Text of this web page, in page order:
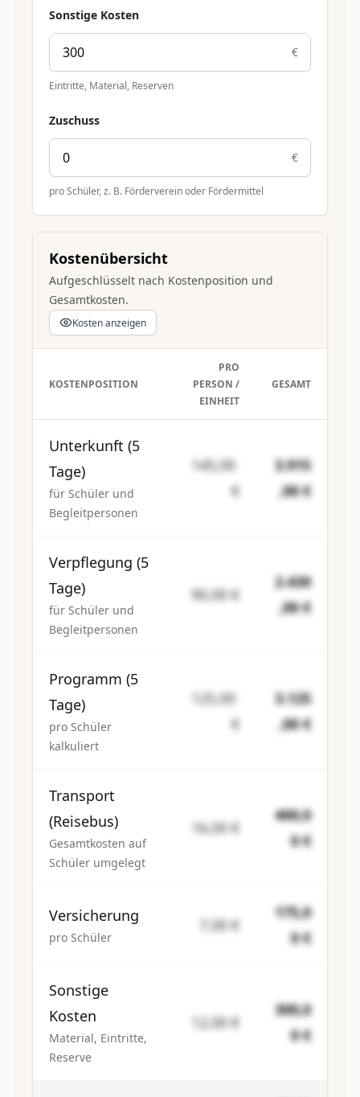
Sonstige Kosten
€
Eintritte, Material, Reserven
Zuschuss
€
pro Schüler, z. B. Förderverein oder Fördermittel
Kostenübersicht
Aufgeschlüsselt nach Kostenposition und
Gesamtkosten.
Kosten anzeigen
KOSTENPOSITION
PRO
PERSON /
EINHEIT
GESAMT
Unterkunft (5
Tage)
für Schüler und
Begleitpersonen
145,00
€
3.915
,00 €
Verpflegung (5
Tage)
für Schüler und
Begleitpersonen
90,00 €
2.430
,00 €
Programm (5
Tage)
pro Schüler
kalkuliert
125,00
€
3.125
,00 €
Transport
(Reisebus)
Gesamtkosten auf
Schüler umgelegt
16,00 €
400,0
0 €
Versicherung
pro Schüler
7,00 €
175,0
0 €
Sonstige
Kosten
Material, Eintritte,
Reserve
12,00 €
300,0
0 €